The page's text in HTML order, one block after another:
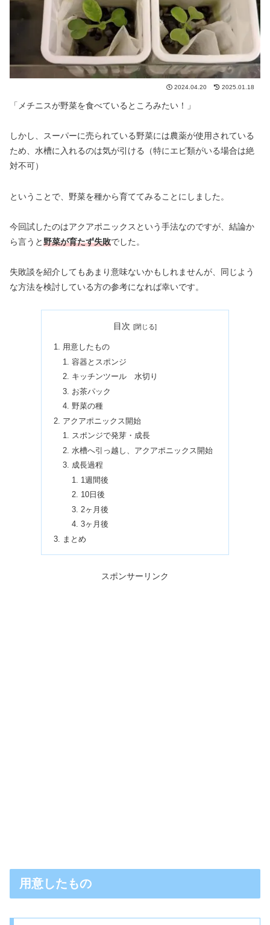
2024.04.20 2025.01.18
「メチニスが野菜を食べているところみたい！」
しかし、スーパーに売られている野菜には農薬が使用されている
ため、水槽に入れるのは気が引ける（特にエビ類がいる場合は絶
対不可）
ということで、野菜を種から育ててみることにしました。
今回試したのはアクアポニックスという手法なのですが、結論か
ら言うと野菜が育たず失敗でした。
失敗談を紹介してもあまり意味ないかもしれませんが、同じよう
な方法を検討している方の参考になれば幸いです。
目次
用意したもの
容器とスポンジ
キッチンツール 水切り
お茶パック
野菜の種
アクアポニックス開始
スポンジで発芽・成長
水槽へ引っ越し、アクアポニックス開始
成長過程
1週間後
10日後
2ヶ月後
3ヶ月後
まとめ
スポンサーリンク
用意したもの